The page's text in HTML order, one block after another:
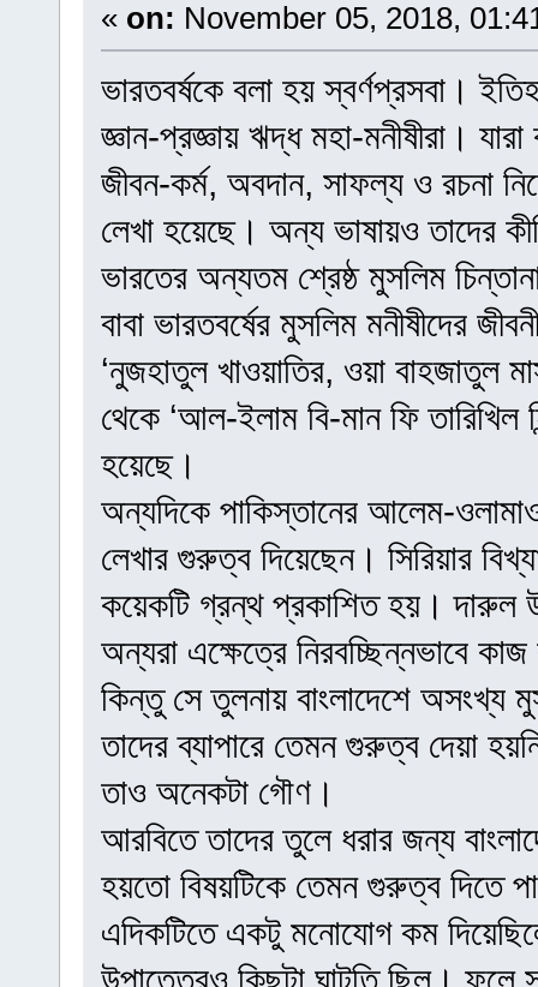
« on: November 05, 2018,
ভারতবর্ষকে বলা হয় স্বর্ণপ্রসবা।
জ্ঞান-প্রজ্ঞায় ঋদ্ধ মহা-মনীষীরা।
জীবন-কর্ম, অবদান, সাফল্য ও রচনা
লেখা হয়েছে। অন্য ভাষায়ও তাদের
ভারতের অন্যতম শ্রেষ্ঠ মুসলিম
বাবা ভারতবর্ষের মুসলিম মনীষীদের
‘নুজহাতুল খাওয়াতির, ওয়া বাহজাতুল
থেকে ‘আল-ইলাম বি-মান ফি তারিখিল
হয়েছে।
অন্যদিকে পাকিস্তানের আলেম-
লেখার গুরুত্ব দিয়েছেন। সিরিয়ার
কয়েকটি গ্রন্থ প্রকাশিত হয়। দারুল
অন্যরা এক্ষেত্রে নিরবচ্ছিন্নভাবে
কিন্তু সে তুলনায় বাংলাদেশে অসংখ্য
তাদের ব্যাপারে তেমন গুরুত্ব দেয়া
তাও অনেকটা গৌণ।
আরবিতে তাদের তুলে ধরার জন্য
হয়তো বিষয়টিকে তেমন গুরুত্ব দিতে
এদিকটিতে একটু মনোযোগ কম
উপাত্তেরও কিছুটা ঘাটতি ছিল। ফলে